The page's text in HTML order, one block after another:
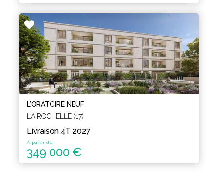
L’ORATOIRE NEUF
LA ROCHELLE (17)
Livraison 4T 2027
A partir de
349 000 €